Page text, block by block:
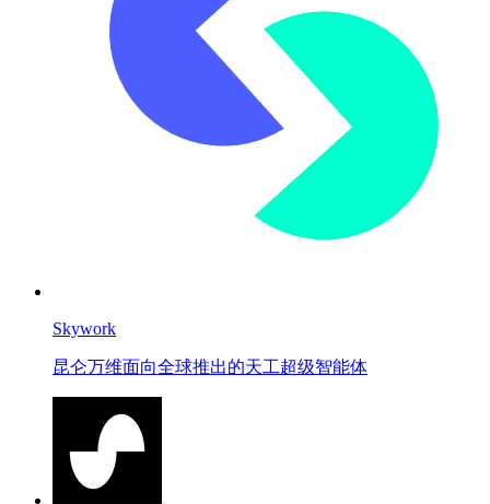
Skywork
昆仑万维面向全球推出的天工超级智能体